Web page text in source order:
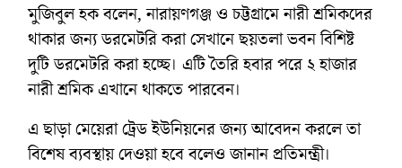
মুজিবুল হক বলেন, নারায়ণগঞ্জ ও চট্টগ্রামে নারী শ্রমিকদের
থাকার জন্য ডরমেটরি করা সেখানে ছয়তলা ভবন বিশিষ্ট
দুটি ডরমেটরি করা হচ্ছে। এটি তৈরি হবার পরে ২ হাজার
নারী শ্রমিক এখানে থাকতে পারবেন।
এ ছাড়া মেয়েরা ট্রেড ইউনিয়নের জন্য আবেদন করলে তা
বিশেষ ব্যবস্থায় দেওয়া হবে বলেও জানান প্রতিমন্ত্রী।